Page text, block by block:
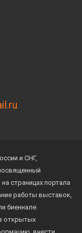
и СНГ,
страницах портала
работы выставок,
биеннале.
открытых